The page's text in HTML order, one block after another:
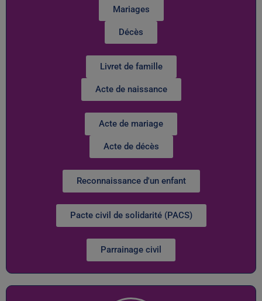
Mariages
Décès
Livret de famille
Acte de naissance
Acte de mariage
Acte de décès
Reconnaissance d'un enfant
Pacte civil de solidarité (PACS)
Parrainage civil